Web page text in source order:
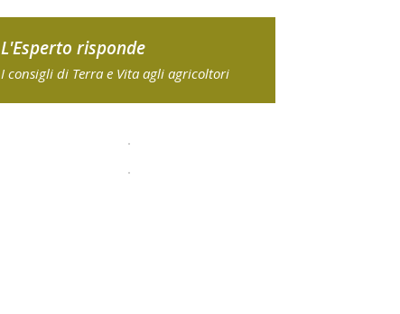
L'Esperto risponde
I consigli di Terra e Vita agli agricoltori